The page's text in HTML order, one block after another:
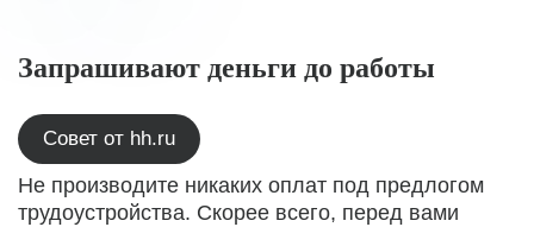
Запрашивают деньги до работы
Совет от hh.ru
Не производите никаких оплат под предлогом
трудоустройства. Скорее всего, перед вами